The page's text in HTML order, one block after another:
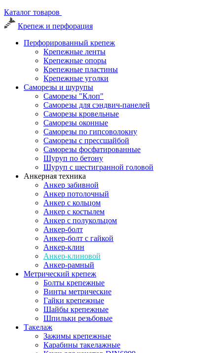
Каталог товаров
Крепеж и перфорация
Перфорированный крепеж
Крепежные ленты
Крепежные опоры
Крепежные пластины
Крепежные уголки
Саморезы и шурупы
Саморезы "Клоп"
Саморезы для сэндвич-панелей
Саморезы кровельные
Саморезы оконные
Саморезы по гипсоволокну
Саморезы с прессшайбой
Саморезы фосфатированные
Шуруп по бетону
Шуруп с шестигранной головой
Анкерная техника
Анкер забивной
Анкер потолочный
Анкер с кольцом
Анкер с костылем
Анкер с полукольцом
Анкер-болт
Анкер-болт с гайкой
Анкер-клин
Анкер-клиновой
Анкер-рамный
Метрический крепеж
Болты крепежные
Винты метрические
Гайки крепежные
Шайбы крепежные
Шпильки резьбовые
Такелаж
Зажимы крепежные
Карабины такелажные